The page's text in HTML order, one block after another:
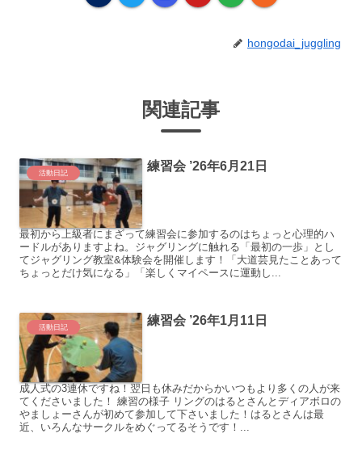
hongodai_juggling
関連記事
活動日記 練習会 ’26年6月21日
最初から上級者にまざって練習会に参加するのはちょっと心理的ハ
ードルがありますよね。ジャグリングに触れる「最初の一歩」とし
てジャグリング教室&体験会を開催します！「大道芸見たことあって
ちょっとだけ気になる」「楽しくマイペースに運動し...
活動日記 練習会 ’26年1月11日
成人式の3連休ですね！翌日も休みだからかいつもより多くの人が来
てくださいました！ 練習の様子 リングのはるとさんとディアボロの
やましょーさんが初めて参加して下さいました！はるとさんは最
近、いろんなサークルをめぐってるそうです！...